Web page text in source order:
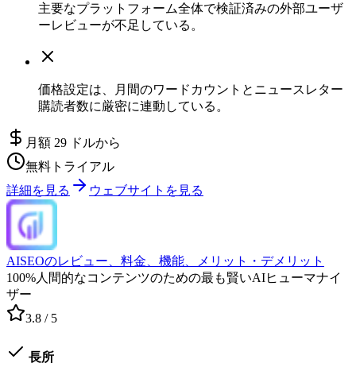
主要なプラットフォーム全体で検証済みの外部ユーザ
ーレビューが不足している。
価格設定は、月間のワードカウントとニュースレター
購読者数に厳密に連動している。
月額 29 ドルから
無料トライアル
詳細を見る
ウェブサイトを見る
AISEOのレビュー、料金、機能、メリット・デメリット
100%人間的なコンテンツのための最も賢いAIヒューマナイ
ザー
3.8 / 5
長所